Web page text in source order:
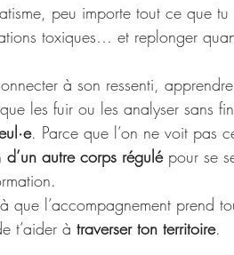
peu importe tout ce que
toxiques… et replonger
à son ressenti,
les fuir ou les analyser sans
. Parce que l’on ne voit pas
d’un autre corps régulé pour se
que l’accompagnement prend
t’aider à traverser ton territoire.